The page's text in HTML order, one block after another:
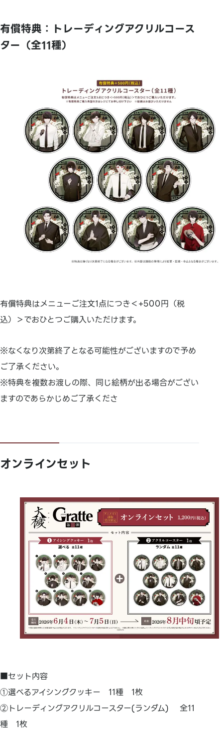
有償特典：トレーディングアクリルコース
ター（全11種）
有償特典はメニューご注文1点につき＜+500円（税
込）＞でおひとつご購入いただけます。
※なくなり次第終了となる可能性がございますので予め
ご了承ください。
※特典を複数お渡しの際、同じ絵柄が出る場合がござい
ますのであらかじめご了承くださ
オンラインセット
■セット内容
①選べるアイシングクッキー 11種 1枚
②トレーディングアクリルコースター(ランダム) 全11
種 1枚